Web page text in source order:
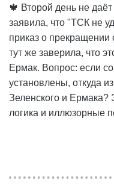
🍁 Второй день не
заявила, что "ТСК не
приказ о
тут же заверила, что
Ермак. Вопрос: если
установлены, откуда
Зеленского и Ермака?
логика и иллюзорные